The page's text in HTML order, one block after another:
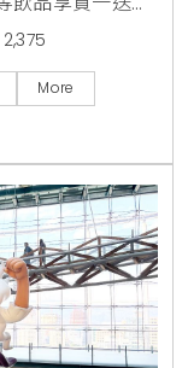
一優惠、外送
惠資訊，讓咖
2,375
More